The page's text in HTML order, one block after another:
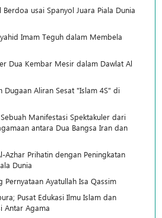
usai Spanyol Juara Piala Dunia
Imam Teguh dalam Membela
Dua Kembar Mesir dalam Dawlat Al
Dugaan Aliran Sesat "Islam 4S" di
Manifestasi Spektakuler dari
antara Dua Bangsa Iran dan
Azhar Prihatin dengan Peningkatan
Dunia
Pernyataan Ayatullah Isa Qassim
Pusat Edukasi Ilmu Islam dan
Antar Agama